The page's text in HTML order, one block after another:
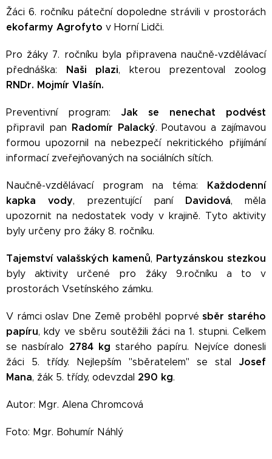
Žáci 6. ročníku páteční dopoledne strávili v prostorách
ekofarmy Agrofyto v Horní Lidči.
Pro žáky 7. ročníku byla připravena naučně-vzdělávací
přednáška: Naši plazi, kterou prezentoval zoolog
RNDr. Mojmír Vlašín.
Preventivní program: Jak se nenechat podvést
připravil pan Radomír Palacký. Poutavou a zajímavou
formou upozornil na nebezpečí nekritického přijímání
informací zveřejňovaných na sociálních sítích.
Naučně-vzdělávací program na téma: Každodenní
kapka vody, prezentující paní Davidová, měla
upozornit na nedostatek vody v krajině. Tyto aktivity
byly určeny pro žáky 8. ročníku.
Tajemství valašských kamenů, Partyzánskou stezkou
byly aktivity určené pro žáky 9.ročníku a to v
prostorách Vsetínského zámku.
V rámci oslav Dne Země proběhl poprvésběr starého
papíru, kdy ve sběru soutěžili žáci na 1. stupni. Celkem
se nasbíralo 2784 kg starého papíru. Nejvíce donesli
žáci 5. třídy. Nejlepším "sběratelem" se stal Josef
Mana, žák 5. třídy, odevzdal 290 kg.
Autor: Mgr. Alena Chromcová
Foto: Mgr. Bohumír Náhlý